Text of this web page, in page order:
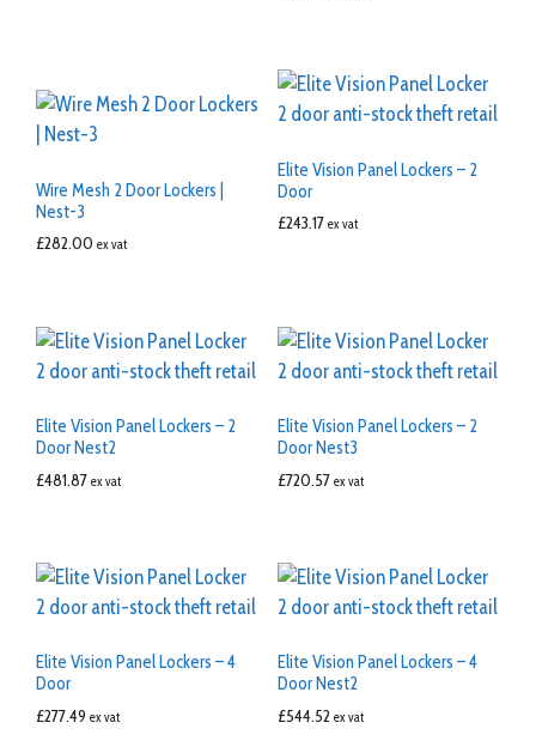
Wire Mesh 2 Door Lockers |
Nest-3
£282.00 ex vat
Elite Vision Panel Lockers – 2
Door
£243.17 ex vat
Elite Vision Panel Lockers – 2
Door Nest2
£481.87 ex vat
Elite Vision Panel Lockers – 2
Door Nest3
£720.57 ex vat
Elite Vision Panel Lockers – 4
Door
£277.49 ex vat
Elite Vision Panel Lockers – 4
Door Nest2
£544.52 ex vat